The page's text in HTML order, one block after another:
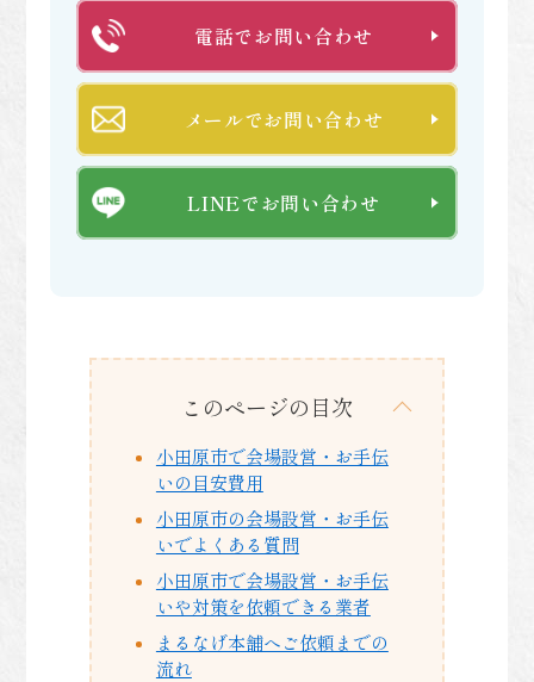
電話でお問い合わせ
メールでお問い合わせ
LINEでお問い合わせ
このページの目次
小田原市で会場設営・お手伝
いの目安費用
小田原市の会場設営・お手伝
いでよくある質問
小田原市で会場設営・お手伝
いや対策を依頼できる業者
まるなげ本舗へご依頼までの
流れ